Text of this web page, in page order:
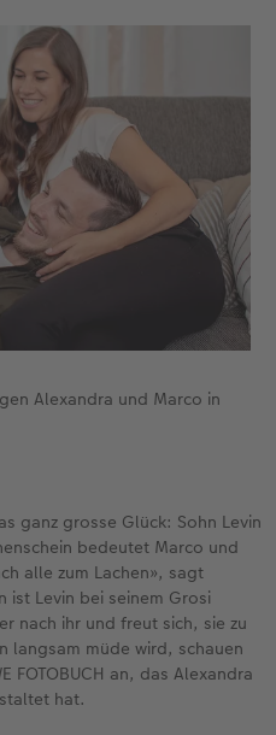
«Art Collection»
per PDF
Alexandra und Marco in
ganz grosse Glück: Sohn Levin
bedeutet Marco und
alle zum Lachen», sagt
Levin bei seinem Grosi
nach ihr und freut sich, sie zu
langsam müde wird, schauen
FOTOBUCH an, das Alexandra
hat.